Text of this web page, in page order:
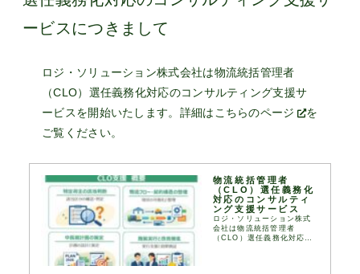
ービスにつきまして
ロジ・ソリューション株式会社は物流統括管理者
（CLO）選任義務化対応のコンサルティング支援サ
ービスを開始いたします。詳細はこちらのページ
を
ご覧ください。
物流統括管理者
（CLO）選任義務化
対応のコンサルティ
ング支援サービス
ロジ・ソリューション株式
会社は物流統括管理者
（CLO）選任義務化対応の